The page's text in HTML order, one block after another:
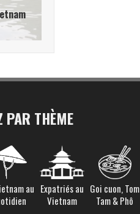
PAR THÈME
au Expatriés au
Vietnam
Goi cuon, Tom
Tam & Phô